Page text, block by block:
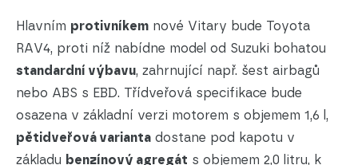
Hlavním protivníkem nové Vitary bude Toyota
RAV4, proti níž nabídne model od Suzuki bohatou
standardní výbavu, zahrnující např. šest airbagů
nebo ABS s EBD. Třídveřová specifikace bude
osazena v základní verzi motorem s objemem 1,6 l,
pětidveřová varianta dostane pod kapotu v
základu benzínový agregát s objemem 2,0 litru, k